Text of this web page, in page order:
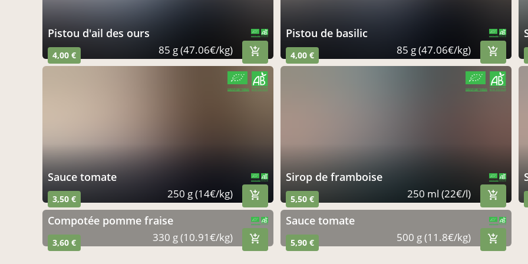
pistou d'ail des ours
4,00 € 85 g (47.06€/kg)
pistou de basilic
4,00 € 85 g (47.06€/kg)
sauce tomate
3,50 € 250 g (14€/kg)
CERTIFIÉ PAR FR-BIO-01
AGRICULTURE FRANCE
sirop de framboise
5,50 € 250 ml (22€/l)
CERTIFIÉ PAR FR-BIO-01
AGRICULTURE FRANCE
compotée pomme fraise
3,60 € 330 g (10.91€/kg)
sauce tomate
5,90 € 500 g (11.8€/kg)